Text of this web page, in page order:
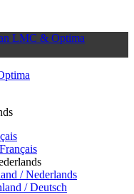
LMC & Optima
/ Nederlands
/ Deutsch